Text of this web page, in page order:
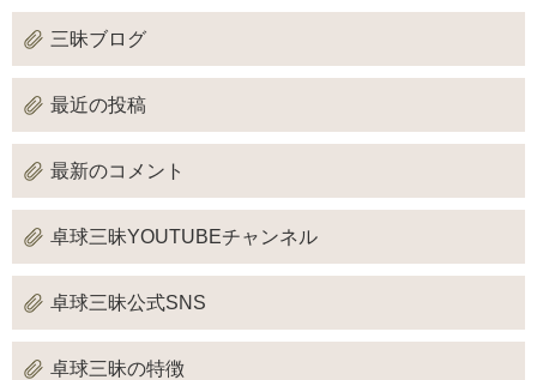
三昧ブログ
最近の投稿
最新のコメント
卓球三昧YOUTUBEチャンネル
卓球三昧公式SNS
卓球三昧の特徴